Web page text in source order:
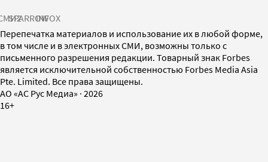
SPARROWINFOX
Перепечатка материалов и использование их в любой форме,
в том числе и в электронных СМИ, возможны только с
письменного разрешения редакции. Товарный знак Forbes
является исключительной собственностью Forbes Media Asia
Pte. Limited. Все права защищены.
AO «АС Рус Медиа» · 2026
16+